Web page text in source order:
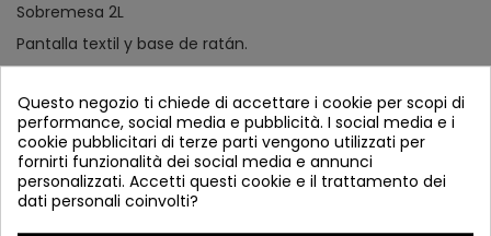
Sobremesa 2L
Pantalla textil y base de ratán.
Questo negozio ti chiede di accettare i cookie per scopi di
performance, social media e pubblicità. I social media e i
cookie pubblicitari di terze parti vengono utilizzati per
fornirti funzionalità dei social media e annunci
personalizzati. Accetti questi cookie e il trattamento dei
dati personali coinvolti?